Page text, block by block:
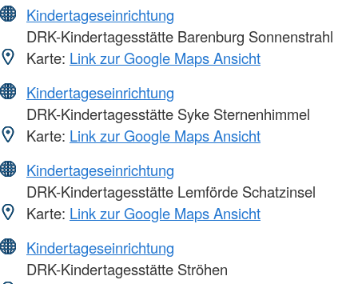
Kindertageseinrichtung
DRK-Kindertagesstätte Barenburg Sonnenstrahl
Karte: Link zur Google Maps Ansicht
Kindertageseinrichtung
DRK-Kindertagesstätte Syke Sternenhimmel
Karte: Link zur Google Maps Ansicht
Kindertageseinrichtung
DRK-Kindertagesstätte Lemförde Schatzinsel
Karte: Link zur Google Maps Ansicht
Kindertageseinrichtung
DRK-Kindertagesstätte Ströhen